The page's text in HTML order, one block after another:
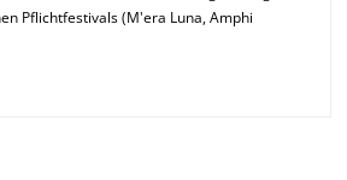
Pflichtfestivals (M'era Luna, Amphi